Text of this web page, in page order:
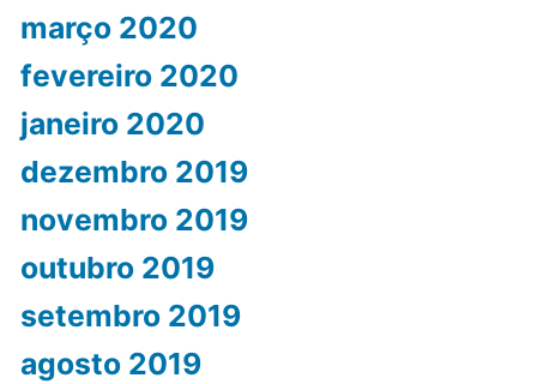
março 2020
fevereiro 2020
janeiro 2020
dezembro 2019
novembro 2019
outubro 2019
setembro 2019
agosto 2019